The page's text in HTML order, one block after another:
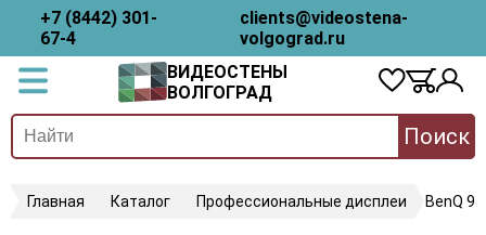
+7 (8442) 301-
67-4
clients@videostena-
volgograd.ru
ВИДЕОСТЕНЫ
ВОЛГОГРАД
Поиск
Главная Каталог Профессиональные дисплеи BenQ